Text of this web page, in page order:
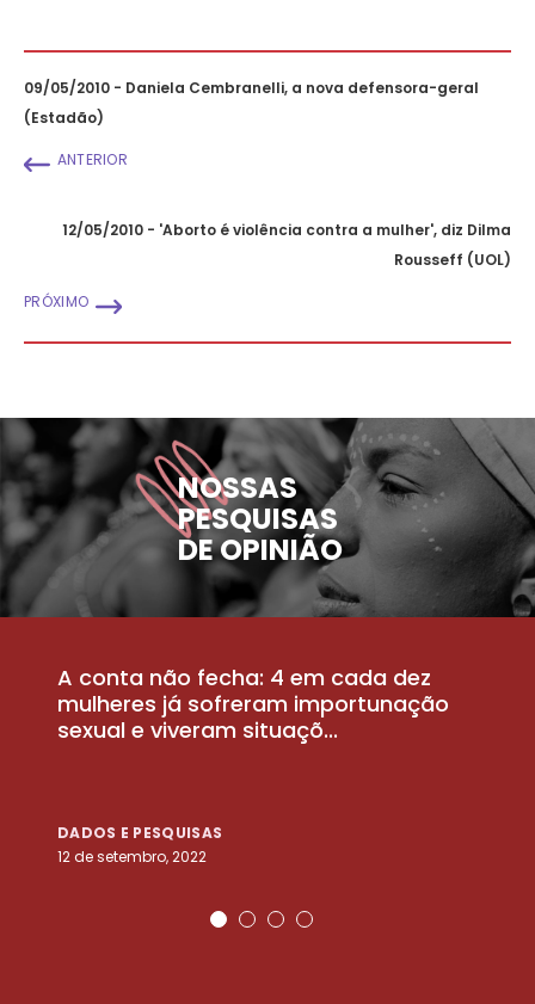
09/05/2010 - Daniela Cembranelli, a nova defensora-geral
(Estadão)
ANTERIOR
12/05/2010 - 'Aborto é violência contra a mulher', diz Dilma
Rousseff (UOL)
PRÓXIMO
NOSSAS
PESQUISAS
DE OPINIÃO
A conta não fecha: 4 em cada dez
mulheres já sofreram importunação
sexual e viveram situaçõ...
DADOS E PESQUISAS
12 de setembro, 2022